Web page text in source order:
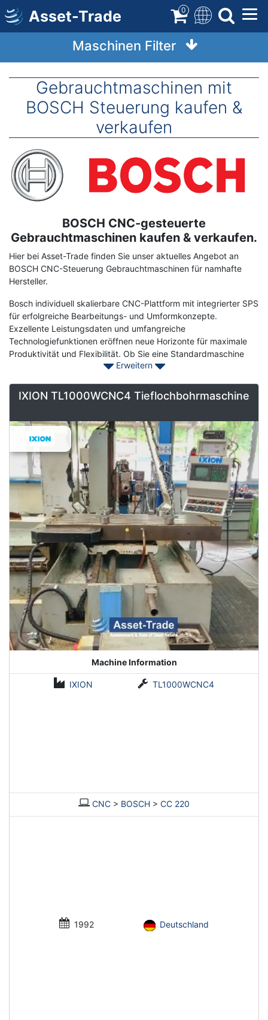
Direkt
zum
Inhalt
Asset-Trade 0
Maschinen Filter
Gebrauchtmaschinen mit
BOSCH Steuerung kaufen &
verkaufen
Image
Description
BOSCH CNC-gesteuerte
Gebrauchtmaschinen kaufen & verkaufen.
Hier bei Asset-Trade finden Sie unser aktuelles Angebot an
BOSCH CNC-Steuerung Gebrauchtmaschinen für namhafte
Hersteller.
Bosch individuell skalierbare CNC-Plattform mit integrierter SPS
für erfolgreiche Bearbeitungs- und Umformkonzepte.
Exzellente Leistungsdaten und umfangreiche
Technologiefunktionen eröffnen neue Horizonte für maximale
Produktivität und Flexibilität. Ob Sie eine Standardmaschine
oder eine vollautomatische Produktionsanlage steuern
Kontaktieren Sie Asset-Trade noch heute, um Ihre gebrauchten
BOSCH CNC-gesteuerten Maschinen zur Verbesserung Ihrer
Erweitern
IXION TL1000WCNC4 Tieflochbohrmaschine
Machine Information
IXION TL1000WCNC4
CNC > BOSCH > CC 220
1992 Deutschland